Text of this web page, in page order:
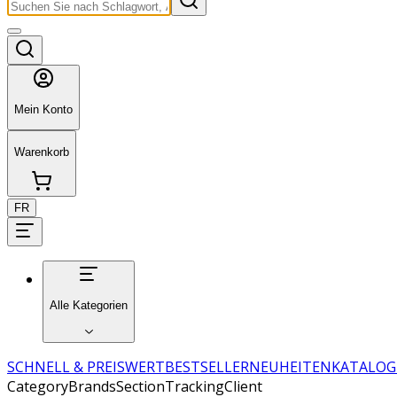
Mein Konto
Warenkorb
FR
Alle Kategorien
SCHNELL & PREISWERTBESTSELLERNEUHEITENKATALOG
CategoryBrandsSectionTrackingClient